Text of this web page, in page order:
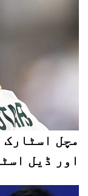
اور ڈیل